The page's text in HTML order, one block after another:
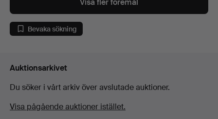
Visa fler föremål
Bevaka sökning
Auktionsarkivet
Du söker i vårt arkiv över avslutade auktioner.
Visa pågående auktioner istället.